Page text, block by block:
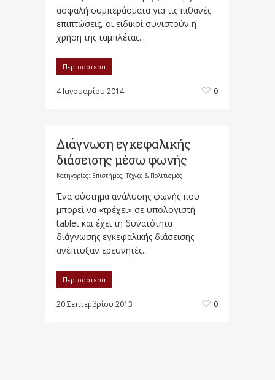
ασφαλή συμπεράσματα για τις πιθανές
επιπτώσεις, οι ειδικοί συνιστούν η
χρήση της ταμπλέτας...
Περισσότερα
4 Ιανουαρίου 2014 0
Διάγνωση εγκεφαλικής
διάσεισης μέσω φωνής
Κατηγορίες: Επιστήμες, Τέχνες & Πολιτισμός
Ένα σύστημα ανάλυσης φωνής που
μπορεί να «τρέχει» σε υπολογιστή
tablet και έχει τη δυνατότητα
διάγνωσης εγκεφαλικής διάσεισης
ανέπτυξαν ερευνητές...
Περισσότερα
20 Σεπτεμβρίου 2013 0